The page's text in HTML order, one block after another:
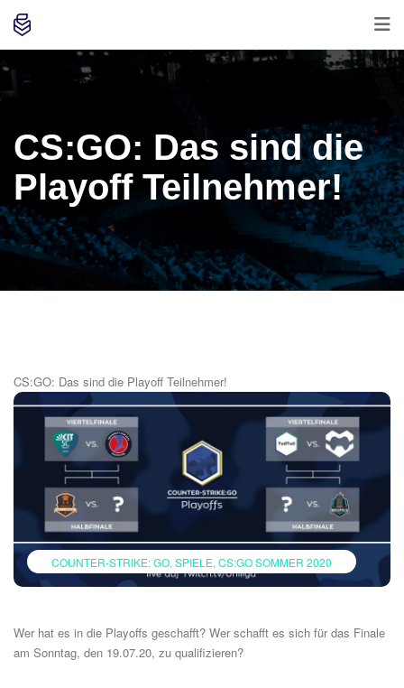
CS:GO: Das sind die
Playoff Teilnehmer!
CS:GO: Das sind die Playoff Teilnehmer!
COUNTER-STRIKE: GO SPIELE CS:GO SOMMER 2020
Wer hat es in die Playoffs geschafft? Wer schafft es sich für das Finale
am Sonntag, den 19.07.20, zu qualifizieren?